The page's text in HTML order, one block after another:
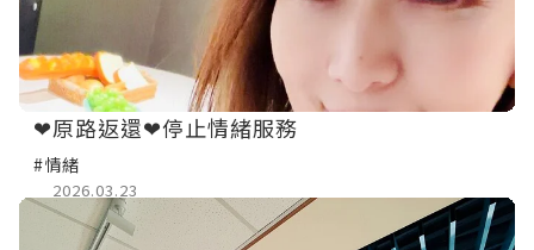
❤原路返還❤停止情緒服務
#情緒
2026.03.23